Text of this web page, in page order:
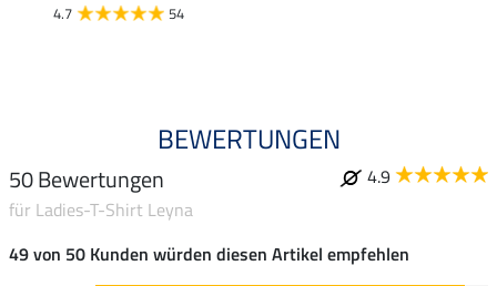
4.7 54
BEWERTUNGEN
50 Bewertungen
4.9
für Ladies-T-Shirt Leyna
49 von 50 Kunden würden diesen Artikel empfehlen